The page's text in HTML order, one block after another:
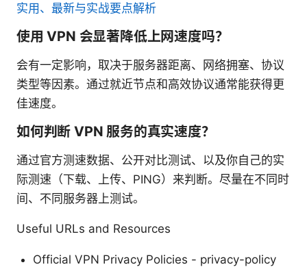
实用、最新与实战要点解析
使用 VPN 会显著降低上网速度吗？
会有一定影响，取决于服务器距离、网络拥塞、协议
类型等因素。通过就近节点和高效协议通常能获得更
佳速度。
如何判断 VPN 服务的真实速度？
通过官方测速数据、公开对比测试、以及你自己的实
际测速（下载、上传、PING）来判断。尽量在不同时
间、不同服务器上测试。
Useful URLs and Resources
Official VPN Privacy Policies - privacy-policy